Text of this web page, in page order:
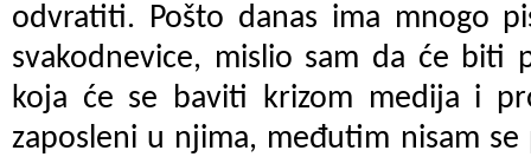
odvratiti. Pošto danas ima mnogo
svakodnevice, mislio sam da će biti
koja će se baviti krizom medija i
zaposleni u njima, međutim nisam se